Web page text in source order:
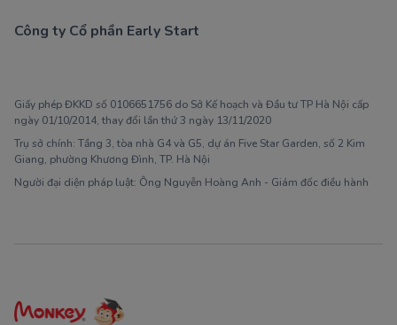
Công ty Cổ phần Early Start
Giấy phép ĐKKD số 0106651756 do Sở Kế hoạch và Đầu tư TP Hà Nội cấp
ngày 01/10/2014, thay đổi lần thứ 3 ngày 13/11/2020
Trụ sở chính: Tầng 3, tòa nhà G4 và G5, dự án Five Star Garden, số 2 Kim
Giang, phường Khương Đình, TP. Hà Nội
Người đại diện pháp luật: Ông Nguyễn Hoàng Anh - Giám đốc điều hành